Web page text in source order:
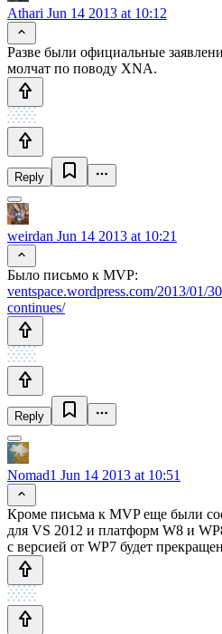
Athari Jun 14 2013 at 10:12
Разве были официальные
молчат по поводу XNA.
Reply
weirdan Jun 14 2013 at 10:21
Было письмо к MVP:
ventspace.wordpress.com/2013/01/
continues/
Reply
Nomad1 Jun 14 2013 at 10:51
Кроме письма к MVP еще были
для VS 2012 и платформ W8 и
с версией от WP7 будет